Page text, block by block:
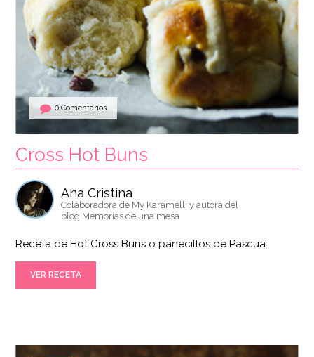
0 Comentarios
Cross Hot Buns
Ana Cristina
Colaboradora de My Karamelli y autora del
blog Memorias de una mesa
Receta de Hot Cross Buns o panecillos de Pascua.
VER RECETA